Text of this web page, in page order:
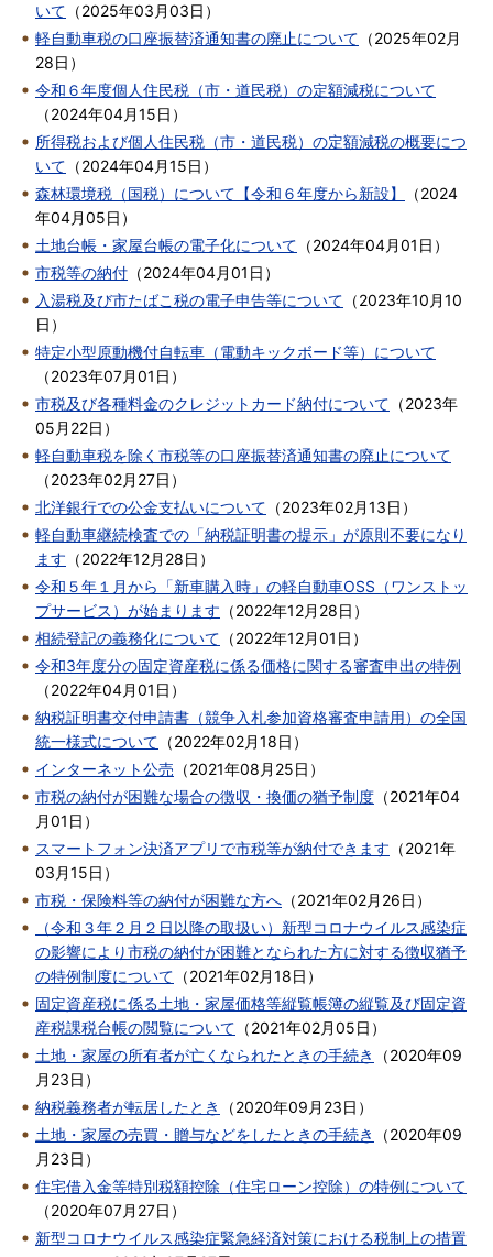
いて （2025年03月03日 ）
軽自動車税の口座振替済通知書の廃止について （2025年02月
28日 ）
令和６年度個人住民税（市・道民税）の定額減税について
（2024年04月15日 ）
所得税および個人住民税（市・道民税）の定額減税の概要につ
いて （2024年04月15日 ）
森林環境税（国税）について【令和６年度から新設】
（2024
年04月05日 ）
土地台帳・家屋台帳の電子化について （2024年04月01日 ）
市税等の納付 （2024年04月01日 ）
入湯税及び市たばこ税の電子申告等について （2023年10月10
日 ）
特定小型原動機付自転車（電動キックボード等）について
（2023年07月01日 ）
市税及び各種料金のクレジットカード納付について （2023年
05月22日 ）
軽自動車税を除く市税等の口座振替済通知書の廃止について
（2023年02月27日 ）
北洋銀行での公金支払いについて （2023年02月13日 ）
軽自動車継続検査での「納税証明書の提示」が原則不要になり
ます （2022年12月28日 ）
令和５年１月から「新車購入時」の軽自動車OSS（ワンストッ
プサービス）が始まります （2022年12月28日 ）
相続登記の義務化について （2022年12月01日 ）
令和3年度分の固定資産税に係る価格に関する審査申出の特例
（2022年04月01日 ）
納税証明書交付申請書（競争入札参加資格審査申請用）の全国
統一様式について （2022年02月18日 ）
インターネット公売 （2021年08月25日 ）
市税の納付が困難な場合の徴収・換価の猶予制度 （2021年04
月01日 ）
スマートフォン決済アプリで市税等が納付できます （2021年
03月15日 ）
市税・保険料等の納付が困難な方へ （2021年02月26日 ）
（令和３年２月２日以降の取扱い）新型コロナウイルス感染症
の影響により市税の納付が困難となられた方に対する徴収猶予
の特例制度について （2021年02月18日 ）
固定資産税に係る土地・家屋価格等縦覧帳簿の縦覧及び固定資
産税課税台帳の閲覧について （2021年02月05日 ）
土地・家屋の所有者が亡くなられたときの手続き
（2020年09
月23日 ）
納税義務者が転居したとき
（2020年09月23日 ）
土地・家屋の売買・贈与などをしたときの手続き
（2020年09
月23日 ）
住宅借入金等特別税額控除（住宅ローン控除）の特例について
（2020年07月27日 ）
新型コロナウイルス感染症緊急経済対策における税制上の措置